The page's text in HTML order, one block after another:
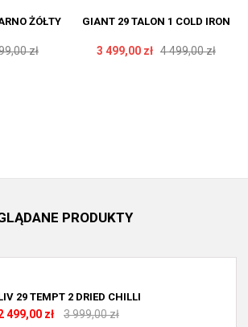
ŻÓŁTY
zł
GIANT 29 TALON 1 COLD IRON
3 499,00 zł 4 499,00 zł
PRODUKTY
29 TEMPT 2 DRIED CHILLI
499,00 zł 3 999,00 zł